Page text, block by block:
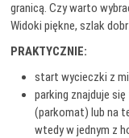
granicą. Czy warto
Widoki piękne, szlak
PRAKTYCZNIE:
start wycieczki z
parking znajduje
(parkomat) lub na
wtedy w jednym z